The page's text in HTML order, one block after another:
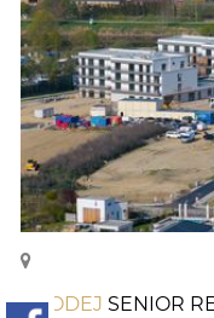
PRODEJ SENIOR